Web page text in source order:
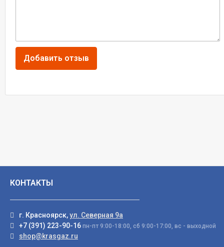
КОНТАКТЫ
г. Красноярск,ул. Северная 9а
+7 (391) 223-90-16 пн-пт 9:00-18:00, сб 9:00-17:00, вс - выходной
shop@krasgaz.ru